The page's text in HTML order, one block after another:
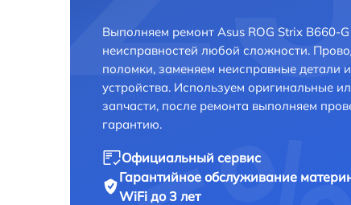
Выполняем ремонт Asus ROG Strix B660-
неисправностей любой сложности.
поломки, заменяем неисправные детали
устройства. Используем оригинальные
запчасти, после ремонта выполняем
гарантию.
Официальный сервис
Гарантийное обслуживание
WiFi до 3 лет